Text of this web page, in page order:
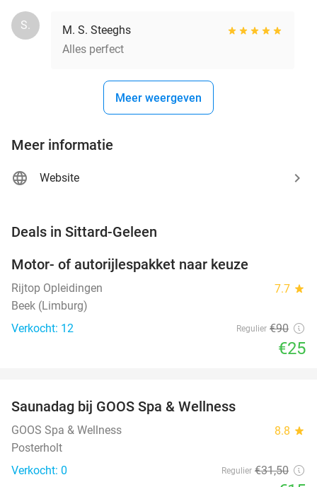
S.
M. S. Steeghs
Alles perfect
Meer weergeven
Meer informatie
Website
Deals in Sittard-Geleen
Motor- of autorijlespakket naar keuze
Rijtop Opleidingen 7.7 star
Beek (Limburg)
Verkocht: 12
Regulier €90
€25
TODAY
Saunadag bij GOOS Spa & Wellness
GOOS Spa & Wellness 8.8 star
Posterholt
Verkocht: 0
Regulier €31,50